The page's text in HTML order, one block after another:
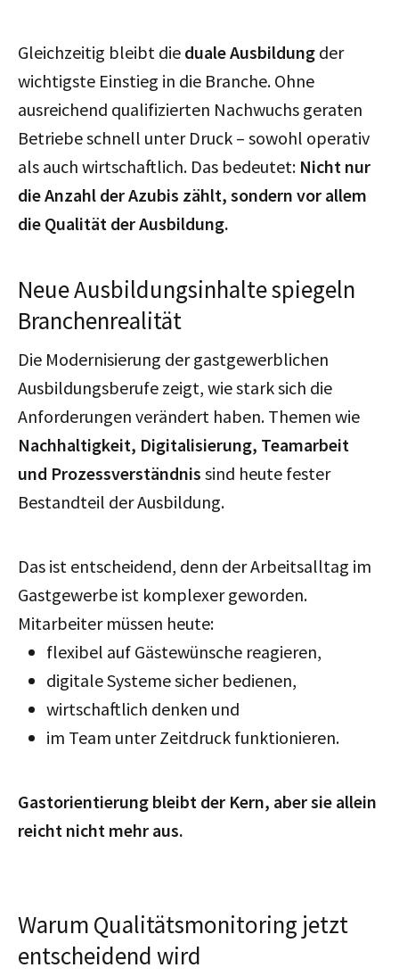
Gleichzeitig bleibt die duale Ausbildung der
wichtigste Einstieg in die Branche. Ohne
ausreichend qualifizierten Nachwuchs geraten
Betriebe schnell unter Druck – sowohl operativ
als auch wirtschaftlich. Das bedeutet: Nicht nur
die Anzahl der Azubis zählt, sondern vor allem
die Qualität der Ausbildung.
Neue Ausbildungsinhalte spiegeln
Branchenrealität
Die Modernisierung der gastgewerblichen
Ausbildungsberufe zeigt, wie stark sich die
Anforderungen verändert haben. Themen wie
Nachhaltigkeit, Digitalisierung, Teamarbeit
und Prozessverständnis sind heute fester
Bestandteil der Ausbildung.
Das ist entscheidend, denn der Arbeitsalltag im
Gastgewerbe ist komplexer geworden.
Mitarbeiter müssen heute:
flexibel auf Gästewünsche reagieren,
digitale Systeme sicher bedienen,
wirtschaftlich denken und
im Team unter Zeitdruck funktionieren.
Gastorientierung bleibt der Kern, aber sie allein
reicht nicht mehr aus.
Warum Qualitätsmonitoring jetzt
entscheidend wird